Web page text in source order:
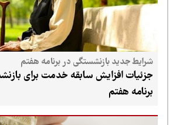
شرایط جدید بازنشستگی در برنامه هفتم
جزئیات افزایش سابقه خدمت برای
برنامه هفتم